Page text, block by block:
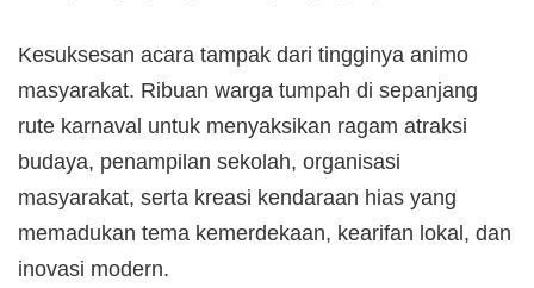
Kesuksesan acara tampak dari tingginya animo
masyarakat. Ribuan warga tumpah di sepanjang
rute karnaval untuk menyaksikan ragam atraksi
budaya, penampilan sekolah, organisasi
masyarakat, serta kreasi kendaraan hias yang
memadukan tema kemerdekaan, kearifan lokal, dan
inovasi modern.